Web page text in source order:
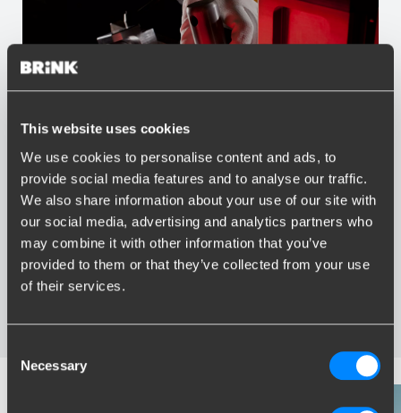
This website uses cookies
We use cookies to personalise content and ads, to
provide social media features and to analyse our traffic.
We also share information about your use of our site with
our social media, advertising and analytics partners who
may combine it with other information that you’ve
provided to them or that they’ve collected from your use
of their services.
Selection
Necessary
Vorteile von Brink
Größter Sortiment Anhängerkupplungen
Speziell entwickelt und getestet für Ihr Auto
Sichere und zertifizierte Anhängerkupplungen
Montage in Ihrer Nähe
Verschiedene Anhängerkupplungen verfügbar für Sie: